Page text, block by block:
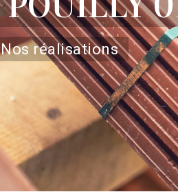
Nos réalisations